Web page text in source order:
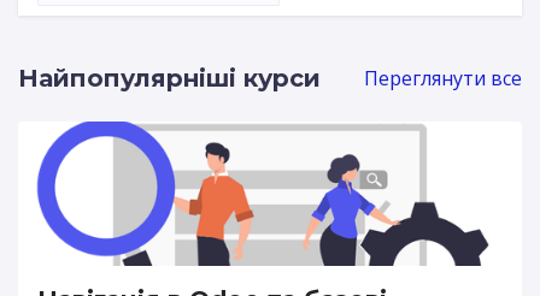
Переглянути все
Найпопулярніші курси